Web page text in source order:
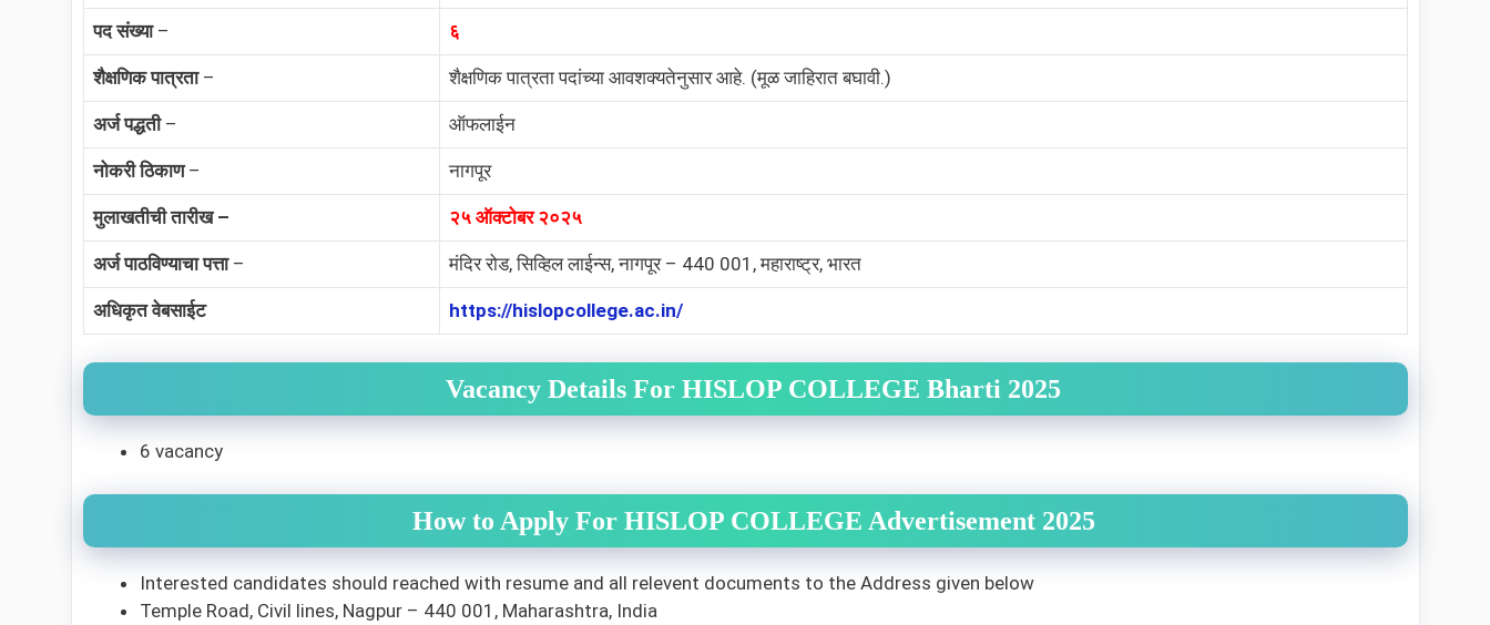
पद संख्या– ६
शैक्षणिक पात्रता– शैक्षणिक पात्रता पदांच्या आवशक्यतेनुसार आहे. (मूळ जाहिरात बघावी.)
अर्ज पद्धती– ऑफलाईन
नोकरी ठिकाण– नागपूर
मुलाखतीची तारीख – २५ ऑक्टोबर २०२५
अर्ज पाठविण्याचा पत्ता– मंदिर रोड, सिव्हिल लाईन्स, नागपूर – 440 001, महाराष्ट्र, भारत
अधिकृत वेबसाईट https://hislopcollege.ac.in/
Vacancy Details For HISLOP COLLEGE Bharti 2025
6 vacancy
How to Apply For HISLOP COLLEGE Advertisement 2025
Interested candidates should reached with resume and all relevent documents to the Address given below
Temple Road, Civil lines, Nagpur – 440 001, Maharashtra, India